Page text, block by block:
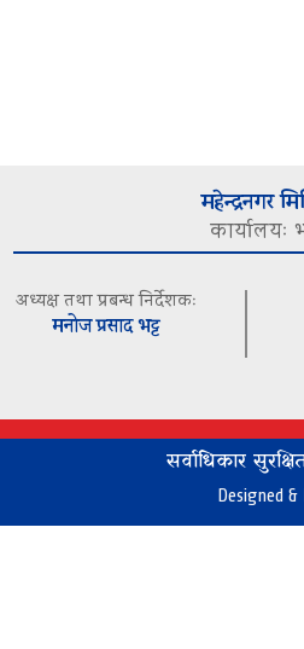
महेन्द्रनगर
कार्यालयः
अध्यक्ष तथा प्रबन्ध निर्देशकः
मनोज प्रसाद भट्ट
सर्वाधिकार
Designed